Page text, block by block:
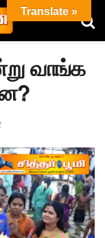
வாங்க
Translate »